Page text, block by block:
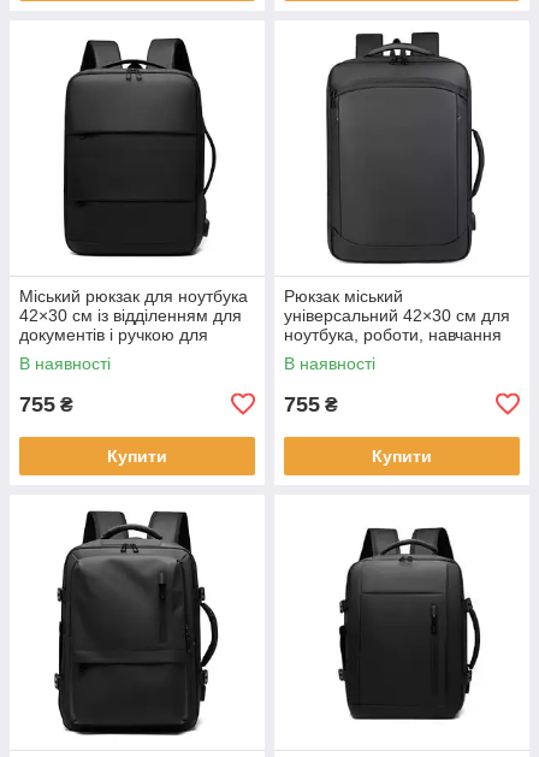
Міський рюкзак для ноутбука
42×30 см із відділенням для
документів і ручкою для
перенесення KAY
В наявності
755 ₴
Купити
Рюкзак міський
універсальний 42×30 см для
ноутбука, роботи, навчання
та подорожей KAY
В наявності
755 ₴
Купити